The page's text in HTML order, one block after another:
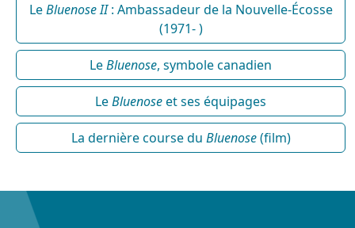
LeBluenose II: Ambassadeur de la Nouvelle-Écosse
(1971- )
LeBluenose, symbole canadien
LeBluenoseet ses équipages
La dernière course du Bluenose(film)